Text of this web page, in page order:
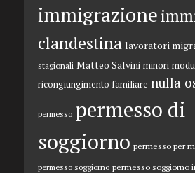
immigrazione
clandestina lavoratori
stagionali Matteo Salvini minori
ricongiungimento familiare nulla
permesso permesso di
soggiorno permesso per
permesso soggiorno permesso soggiorno